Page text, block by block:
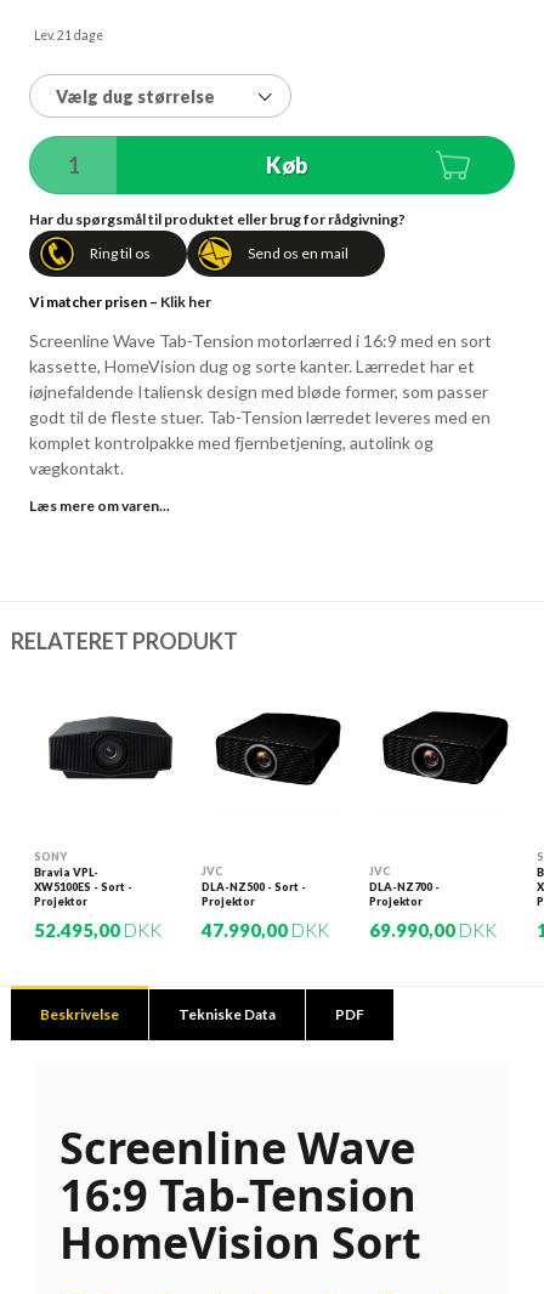
Lev. 21 dage
Vælg dug størrelse
Køb
Har du spørgsmål til produktet eller brug for rådgivning?
Ring til os
Send os en mail
Vi matcher prisen – Klik her
Screenline Wave Tab-Tension motorlærred i 16:9 med en sort
kassette, HomeVision dug og sorte kanter. Lærredet har et
iøjnefaldende Italiensk design med bløde former, som passer
godt til de fleste stuer. Tab-Tension lærredet leveres med en
komplet kontrolpakke med fjernbetjening, autolink og
vægkontakt.
Læs mere om varen...
RELATERET PRODUKT
SONY
Bravia VPL-
XW5100ES - Sort -
Projektor
52.495,00 DKK
JVC
DLA-NZ500 - Sort -
Projektor
47.990,00 DKK
JVC
DLA-NZ700 -
Projektor
69.990,00 DKK
Beskrivelse Tekniske Data PDF
Screenline Wave
16:9 Tab-Tension
HomeVision Sort